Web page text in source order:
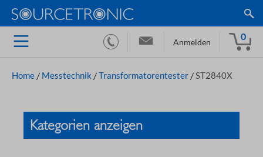
Anmelden
0
Home / Messtechnik /Transformatorentester /ST2840X
Kategorien anzeigen